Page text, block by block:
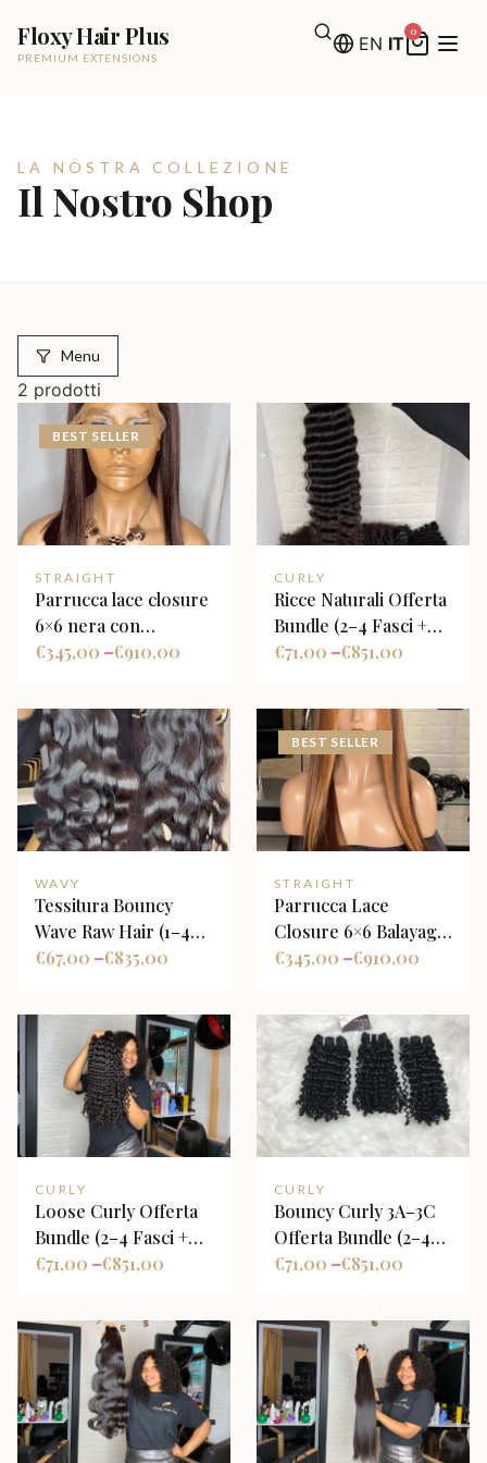
Floxy Hair Plus
PREMIUM EXTENSIONS
EN IT
0
LA NOSTRA COLLEZIONE
Il Nostro Shop
Menu
2 prodotti
BEST SELLER
STRAIGHT
Parrucca lace closure
6×6 nera con
sfumature bordeaux
345,00
€ – 910,00
€
CURLY
Ricce Naturali Offerta
Bundle (2–4 Fasci +
Closure Opzionale)
71,00
€ – 851,00
€
WAVY
Tessitura Bouncy
Wave Raw Hair (1–4
Fasci + Closure
67,00
€ – 835,00
€
BEST SELLER
STRAIGHT
Parrucca Lace
Closure 6×6 Balayage
Biondo Miele con
345,00
€ – 910,00
€
CURLY
Loose Curly Offerta
Bundle (2–4 Fasci +
Closure Opzionale)
71,00
€ – 851,00
€
CURLY
Bouncy Curly 3A–3C
Offerta Bundle (2–4
Fasci + Closure
71,00
€ – 851,00
€